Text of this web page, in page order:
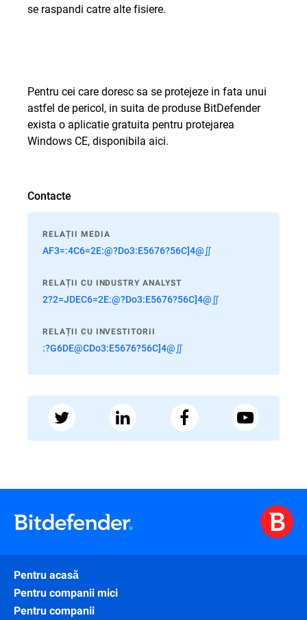
se raspandi catre alte fisiere.
Pentru cei care doresc sa se protejeze in fata unui
astfel de pericol, in suita de produse BitDefender
exista o aplicatie gratuita pentru protejarea
Windows CE, disponibila aici.
Contacte
RELAȚII MEDIA
AF3=:4C6=2E:@?Do3:E5676?56C]4@∬
RELAȚII CU INDUSTRY ANALYST
2?2=JDEC6=2E:@?Do3:E5676?56C]4@∬
RELAȚII CU INVESTITORII
:?G6DE@CDo3:E5676?56C]4@∬
Pentru acasă
Pentru companii mici
Pentru companii